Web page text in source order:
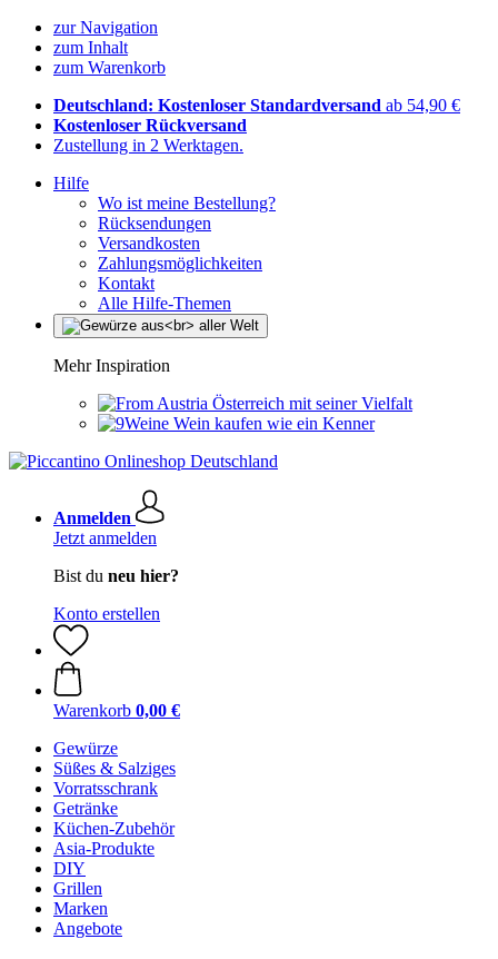
zur Navigation
zum Inhalt
zum Warenkorb
Deutschland: Kostenloser Standardversand ab 54,90 €
Kostenloser Rückversand
Zustellung in 2 Werktagen.
Hilfe
Wo ist meine Bestellung?
Rücksendungen
Versandkosten
Zahlungsmöglichkeiten
Kontakt
Alle Hilfe-Themen
Mehr Inspiration
Österreich mit seiner Vielfalt
Wein kaufen wie ein Kenner
Anmelden
Jetzt anmelden
Bist du neu hier?
Konto erstellen
Warenkorb 0,00 €
Gewürze
Süßes & Salziges
Vorratsschrank
Getränke
Küchen-Zubehör
Asia-Produkte
DIY
Grillen
Marken
Angebote